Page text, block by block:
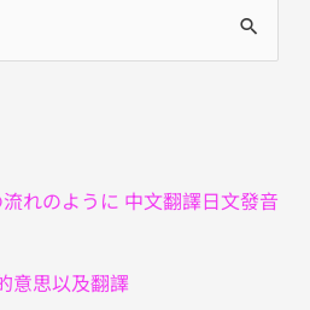
れのように 中文翻譯日文發音
意思以及翻譯